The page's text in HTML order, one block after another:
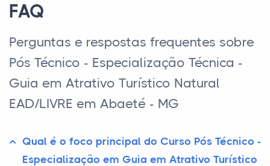
FAQ
Perguntas e respostas frequentes sobre
Pós Técnico - Especialização Técnica -
Guia em Atrativo Turístico Natural
EAD/LIVRE em Abaeté - MG
Qual é o foco principal do Curso Pós Técnico -
Especialização em Guia em Atrativo Turístico